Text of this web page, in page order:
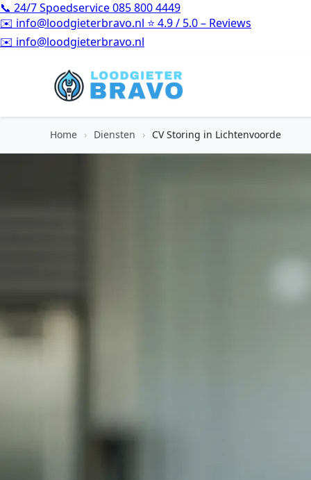
📞 24/7 Spoedservice085 800 4449
✉️ info@loodgieterbravo.nl ⭐ 4.9 / 5.0 – Reviews
⭐4.9 / 5.0 – Reviews
Home › Diensten › CV Storing in Lichtenvoorde